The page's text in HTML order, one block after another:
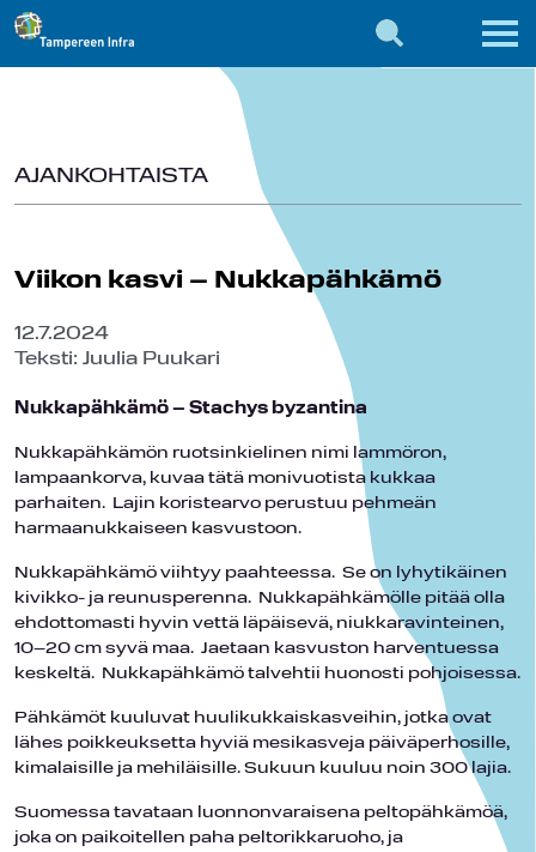
AJANKOHTAISTA
Viikon kasvi – Nukkapähkämö
12.7.2024
Teksti: Juulia Puukari
Nukkapähkämö – Stachys byzantina
Nukkapähkämön ruotsinkielinen nimi lammöron,
lampaankorva, kuvaa tätä monivuotista kukkaa
parhaiten. Lajin koristearvo perustuu pehmeän
harmaanukkaiseen kasvustoon.
Nukkapähkämö viihtyy paahteessa. Se on lyhytikäinen
kivikko- ja reunusperenna. Nukkapähkämölle pitää olla
ehdottomasti hyvin vettä läpäisevä, niukkaravinteinen,
10–20 cm syvä maa. Jaetaan kasvuston harventuessa
keskeltä. Nukkapähkämö talvehtii huonosti pohjoisessa.
Pähkämöt kuuluvat huulikukkaiskasveihin, jotka ovat
lähes poikkeuksetta hyviä mesikasveja päiväperhosille,
kimalaisille ja mehiläisille. Sukuun kuuluu noin 300 lajia.
Suomessa tavataan luonnonvaraisena peltopähkämöä,
joka on paikoitellen paha peltorikkaruoho, ja